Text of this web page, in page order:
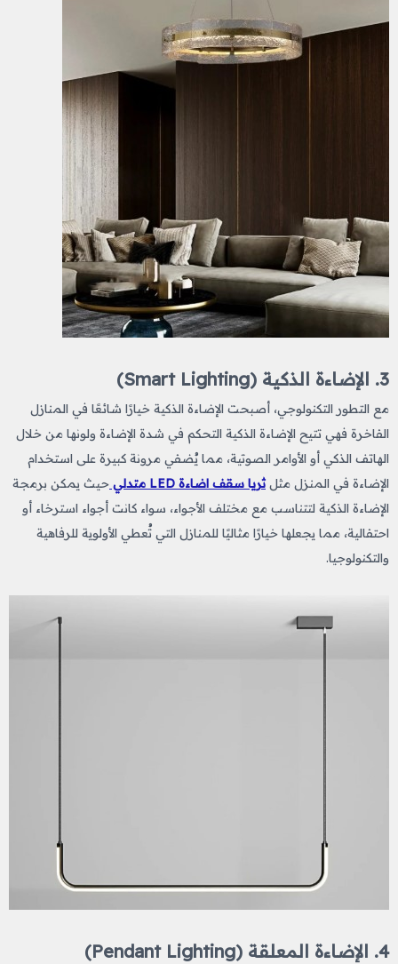
3. الإضاءة الذكية (Smart Lighting)
مع التطور التكنولوجي، أصبحت الإضاءة الذكية خيارًا شائعًا في المنازل
الفاخرة فهي تتيح الإضاءة الذكية التحكم في شدة الإضاءة ولونها من خلال
الهاتف الذكي أو الأوامر الصوتية، مما يُضفي مرونة كبيرة على استخدام
الإضاءة في المنزل مثل ثريا سقف اضاءة LED متدلي
حيث يمكن برمجة
الإضاءة الذكية لتتناسب مع مختلف الأجواء، سواء كانت أجواء استرخاء أو
احتفالية، مما يجعلها خيارًا مثاليًا للمنازل التي تُعطي الأولوية للرفاهية
والتكنولوجيا.
4. الإضاءة المعلقة (Pendant Lighting)